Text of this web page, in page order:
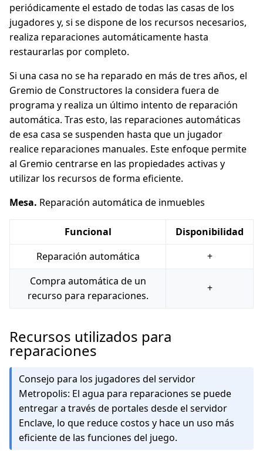
periódicamente el estado de todas las casas de los
jugadores y, si se dispone de los recursos necesarios,
realiza reparaciones automáticamente hasta
restaurarlas por completo.
Si una casa no se ha reparado en más de tres años, el
Gremio de Constructores la considera fuera de
programa y realiza un último intento de reparación
automática. Tras esto, las reparaciones automáticas
de esa casa se suspenden hasta que un jugador
realice reparaciones manuales. Este enfoque permite
al Gremio centrarse en las propiedades activas y
utilizar los recursos de forma eficiente.
Mesa. Reparación automática de inmuebles
Funcional
Disponibilidad
Reparación automática
+
Compra automática de un
recurso para reparaciones.
+
Recursos utilizados para
reparaciones
Consejo para los jugadores del servidor
Metropolis: El agua para reparaciones se puede
entregar a través de portales desde el servidor
Enclave, lo que reduce costos y hace un uso más
eficiente de las funciones del juego.